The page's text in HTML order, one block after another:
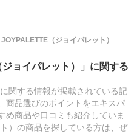
JOYPALETTE（ジョイパレット）
ョイパレット）」に関する
関する情報が掲載されている記
商品選びのポイントをエキスパ
め商品や口コミも紹介していま
）の商品を探している方は、ぜ